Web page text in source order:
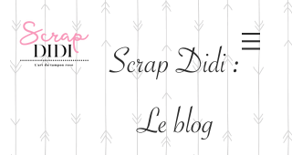
Scrap Didi :
Le blog